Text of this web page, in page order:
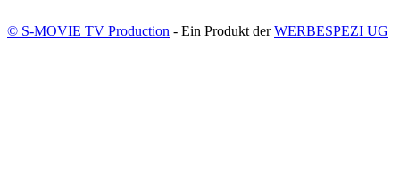
© S-MOVIE TV Production - Ein Produkt derWERBESPEZI UG